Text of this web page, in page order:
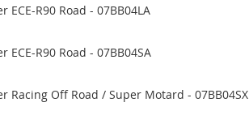
R90 Road - 07BB04LA
R90 Road - 07BB04SA
Racing Off Road / Super Motard - 07BB04SX